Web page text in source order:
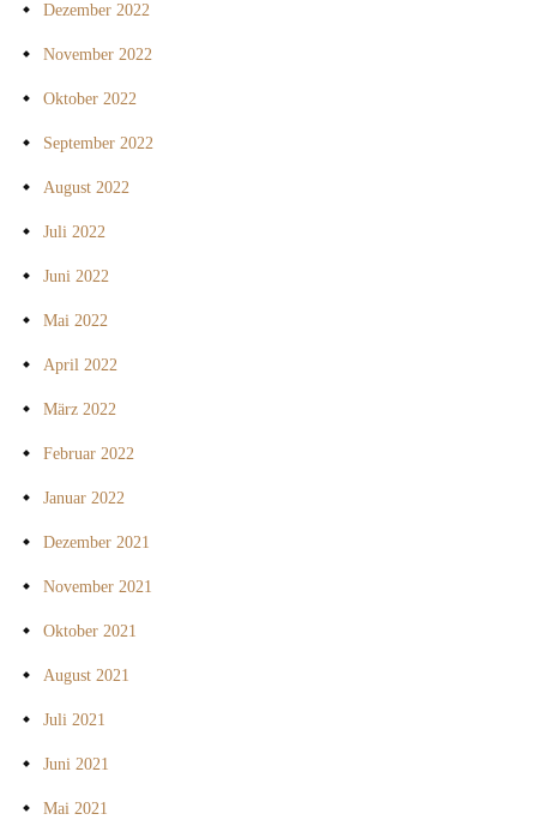
Dezember 2022
November 2022
Oktober 2022
September 2022
August 2022
Juli 2022
Juni 2022
Mai 2022
April 2022
März 2022
Februar 2022
Januar 2022
Dezember 2021
November 2021
Oktober 2021
August 2021
Juli 2021
Juni 2021
Mai 2021